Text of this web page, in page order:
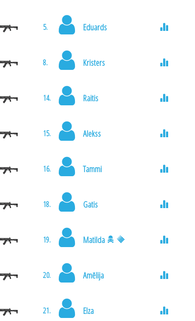
5. Eduards
8. Kristers
14. Raitis
15. Alekss
16. Tammi
18. Gatis
19. Matilda
20. Amēlija
21. Elza